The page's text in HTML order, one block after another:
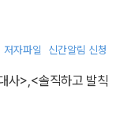
냉소적으로 보기도
행동에 매우 비판적
술의 대연출’이라고
관광」에서
저자파일 신간알림 신청
사> <솔직하고 발칙